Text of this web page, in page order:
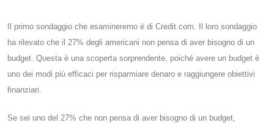
Il primo sondaggio che esamineremo è di Credit.com. Il loro sondaggio
ha rilevato che il 27% degli americani non pensa di aver bisogno di un
budget. Questa è una scoperta sorprendente, poiché avere un budget è
uno dei modi più efficaci per risparmiare denaro e raggiungere obiettivi
finanziari.
Se sei uno del 27% che non pensa di aver bisogno di un budget,